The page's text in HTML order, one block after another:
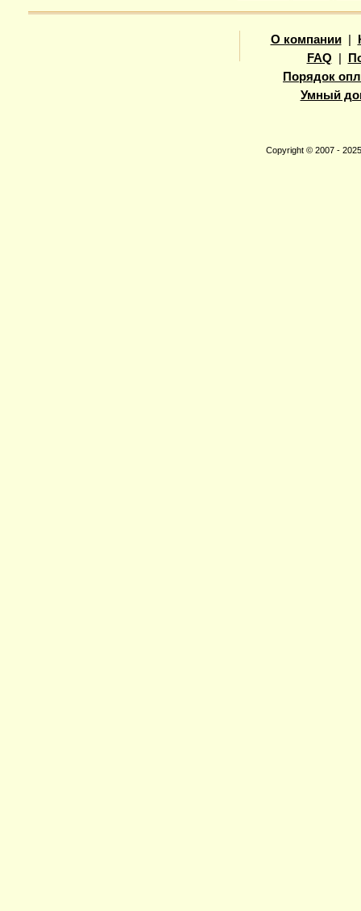
О компании|
FAQ
Порядок
Умный
Copyright © 2007 -